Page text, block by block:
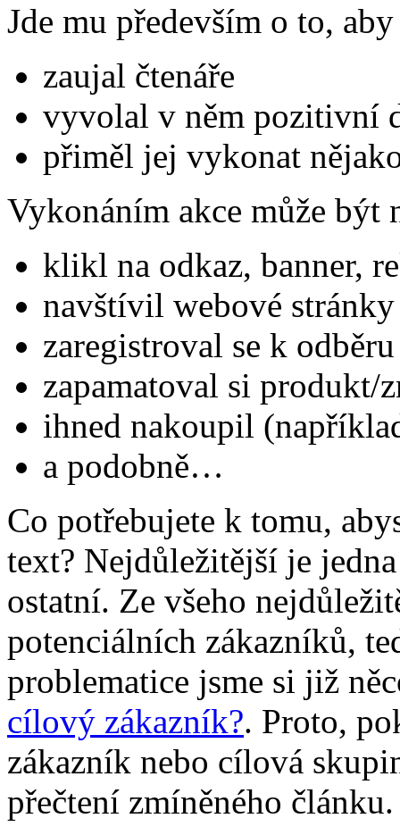
Jde mu především o to,
zaujal čtenáře
vyvolal v něm pozitivní
přiměl jej vykonat
Vykonáním akce může být
klikl na odkaz, banner,
navštívil webové stránky
zaregistroval se k
zapamatoval si produkt/
ihned nakoupil
a podobně…
Co potřebujete k tomu,
text? Nejdůležitější je
ostatní. Ze všeho
potenciálních zákazníků,
problematice jsme si již
cílový zákazník?. Proto,
zákazník nebo cílová
přečtení zmíněného článku.